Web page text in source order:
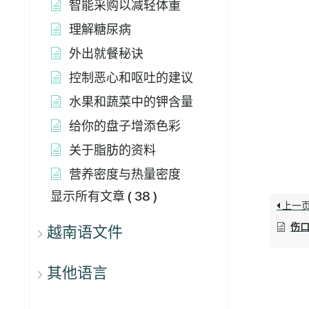
智能采购以减轻体重
理解糖尿病
外出就餐秘诀
控制恶心和呕吐的建议
水果和蔬菜中的钾含量
给你的盘子增添色彩
关于脂肪的资料
营养密度与热量密度
显示所有文章 ( 38 )
越南语文件
其他语言
上一
伤